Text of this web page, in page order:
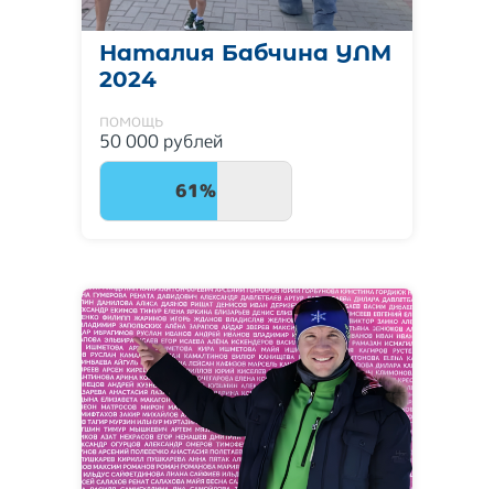
Наталия Бабчина УЛМ
2024
помощь
50 000 рублей
61%